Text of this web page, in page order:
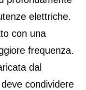
elettriche.
con una
frequenza.
dal
condividere